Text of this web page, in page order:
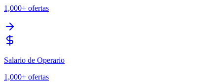
1,000+ ofertas
Salario de Operario
1,000+ ofertas